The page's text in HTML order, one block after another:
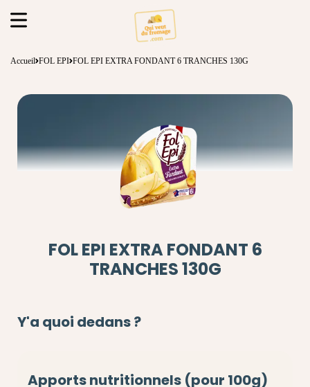
Accueil FOL EPI FOL EPI EXTRA FONDANT 6 TRANCHES 130G
FOL EPI EXTRA FONDANT 6
TRANCHES 130G
Y'a quoi dedans ?
Apports nutritionnels (pour 100g)